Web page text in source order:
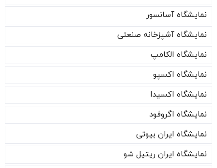
نمایشگاه آسانسور
نمایشگاه آشپزخانه صنعتی
نمایشگاه الکامپ
نمایشگاه اکسپو
نمایشگاه اکسیدا
نمایشگاه اگروفود
نمایشگاه ایران بیوتی
نمایشگاه ایران ریتیل شو